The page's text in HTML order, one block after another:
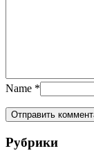
Name *
Рубрики